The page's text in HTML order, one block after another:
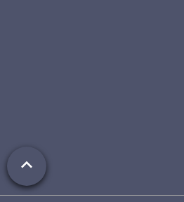
expand_less